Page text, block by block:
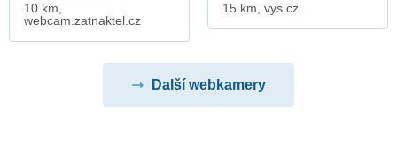
10 km,
webcam.zatnaktel.cz
15 km, vys.cz
Další webkamery